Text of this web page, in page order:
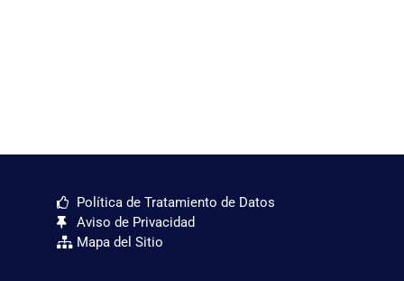
Política de Tratamiento de Datos
Aviso de Privacidad
Mapa del Sitio